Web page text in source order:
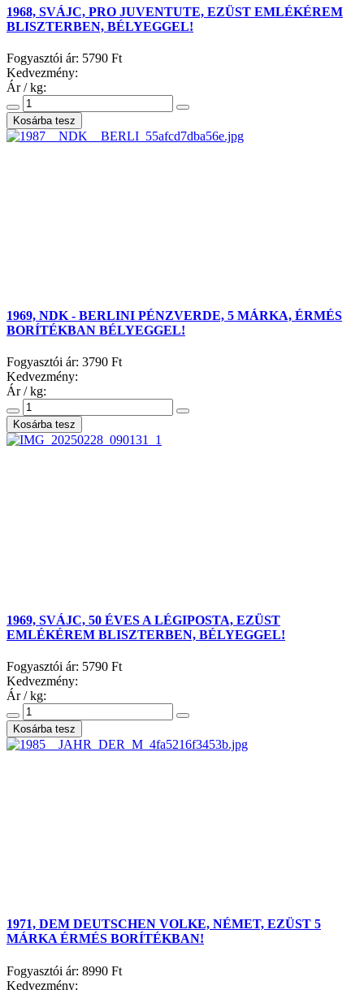
1968, SVÁJC, PRO JUVENTUTE, EZÜST EMLÉKÉREM
BLISZTERBEN, BÉLYEGGEL!
Fogyasztói ár: 5790 Ft
Kedvezmény:
Ár / kg:
1969, NDK - BERLINI PÉNZVERDE, 5 MÁRKA, ÉRMÉS
BORÍTÉKBAN BÉLYEGGEL!
Fogyasztói ár: 3790 Ft
Kedvezmény:
Ár / kg:
1969, SVÁJC, 50 ÉVES A LÉGIPOSTA, EZÜST
EMLÉKÉREM BLISZTERBEN, BÉLYEGGEL!
Fogyasztói ár: 5790 Ft
Kedvezmény:
Ár / kg:
1971, DEM DEUTSCHEN VOLKE, NÉMET, EZÜST 5
MÁRKA ÉRMÉS BORÍTÉKBAN!
Fogyasztói ár: 8990 Ft
Kedvezmény: